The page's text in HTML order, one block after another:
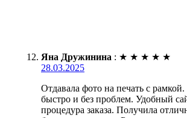
Яна Дружинина : ★ ★ ★ ★ ★
28.03.2025
Отдавала фото на печать с
быстро и без проблем. Удобный
процедура заказа. Получила